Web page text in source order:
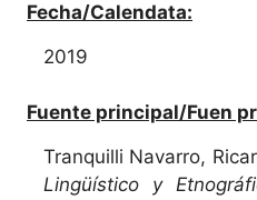
Fecha/Calendata:
2019
Fuente principal/Fuen
Tranquilli Navarro,
Lingüístico y